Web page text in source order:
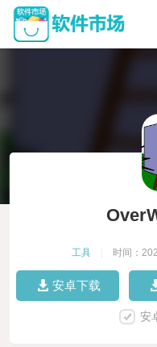
工具 时间：
安卓下载
安